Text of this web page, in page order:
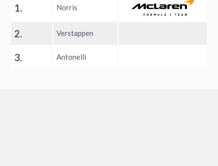
1. Norris
2. Verstappen
3. Antonelli